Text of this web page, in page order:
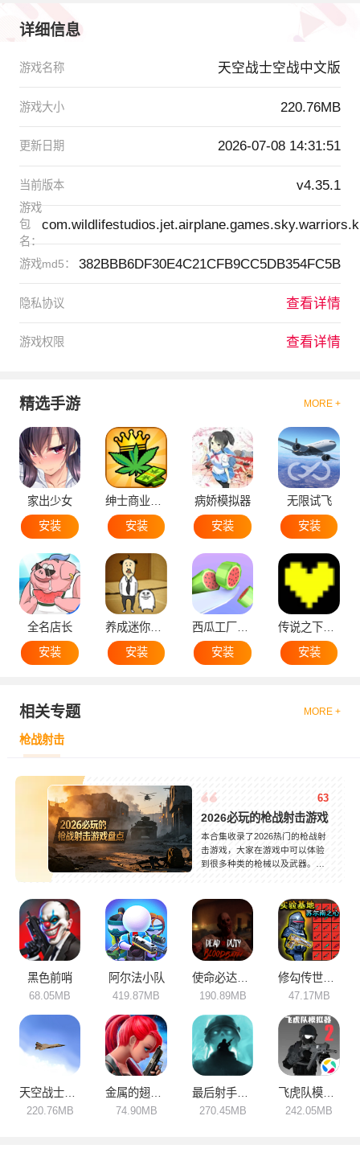
详细信息
游戏名称 天空战士空战中文版
游戏大小 220.76MB
更新日期 2026-07-08 14:31:51
当前版本 v4.35.1
游戏
包
名：
游戏md5： 382BBB6DF30E4C21CFB9CC5DB354FC5B
隐私协议 查看详情
游戏权限 查看详情
精选手游 MORE +
家出少女
安装
绅士商业策略
安装
病娇模拟器
安装
无限试飞
安装
全名店长
安装
养成迷你大叔
安装
西瓜工厂大亨
安装
传说之下黄魂
安装
相关专题 MORE +
枪战射击
63
2026必玩的枪战射击游戏盘点
本合集收录了2026热门的枪战射
击游戏，大家在游戏中可以体验
到很多种类的枪械以及武器。这
玩家在碎片时间玩也毫无压力，
不用联机也能获得极致游戏的体
验，每一场战斗都充满了热血，
激情，能够治愈身心的疲惫。去
享受按下扣板那一刻，随心所欲
的自由击杀，快乐拉满，主打一
个放松！
黑色前哨
68.05MB
阿尔法小队
419.87MB
使命必达血洗
190.89MB 47.17MB
天空战士空战中文版
220.76MB 74.90MB
最后射手死亡僵尸3D
270.45MB 242.05MB